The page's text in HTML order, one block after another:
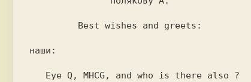
наши: